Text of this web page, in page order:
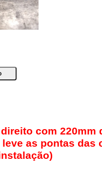
com 220mm
as pontas das